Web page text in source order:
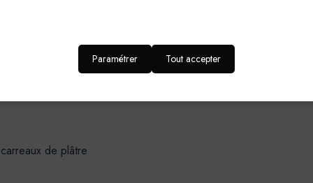
DOMAINES D’APPLICATION-SUPPORTS
de plâtre
Paramétrer Tout accepter